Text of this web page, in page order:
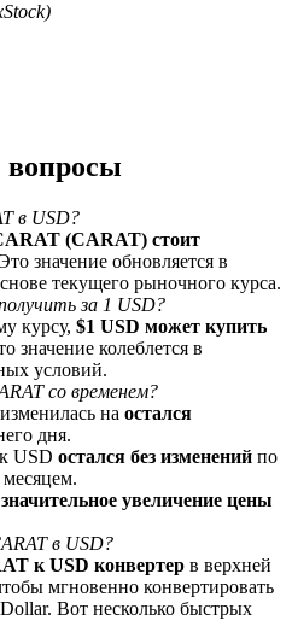
получить денежные
вопросы
в USD?
(CARAT) стоит
значение обновляется в
текущего рыночного курса.
за 1 USD?
курсу, $1 USD может купить
значение колеблется в
условий.
со временем?
на остался
дня.
USD остался без изменений по
значительное увеличение цены
в USD?
к USD конвертер в верхней
мгновенно конвертировать
Вот несколько быстрых